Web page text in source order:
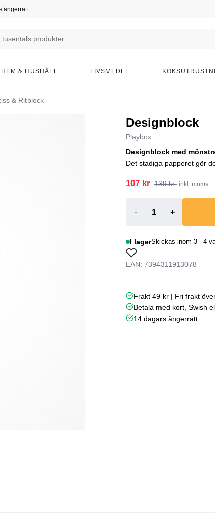
ångerrätt
HEM & HUSHÅLL LIVSMEDEL
& Ritblock
Designblock
Playbox
Designblock med
Det stadiga papperet gör
107 kr 139 kr inkl. moms
- +
I lagerSkickas inom 3 - 4
EAN: 7394311913078
Frakt 49 kr | Fri frakt
Betala med kort, Swish
14 dagars ångerrätt